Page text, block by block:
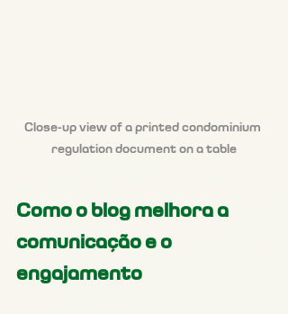
Close-up view of a printed condominium
regulation document on a table
Como o blog melhora a
comunicação e o
engajamento